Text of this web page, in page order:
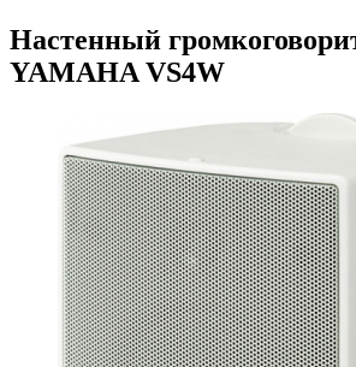
Настенный
YAMAHA VS4W